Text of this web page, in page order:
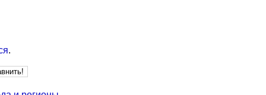
.